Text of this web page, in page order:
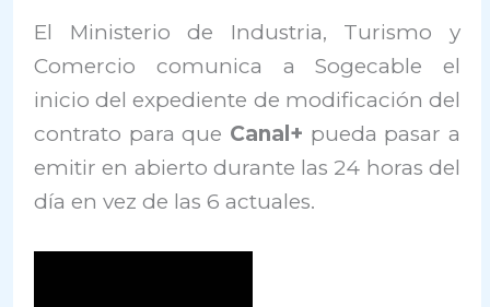
El Ministerio de Industria, Turismo y
Comercio comunica a Sogecable el
inicio del expediente de modificación del
contrato para que Canal+ pueda pasar a
emitir en abierto durante las 24 horas del
día en vez de las 6 actuales.